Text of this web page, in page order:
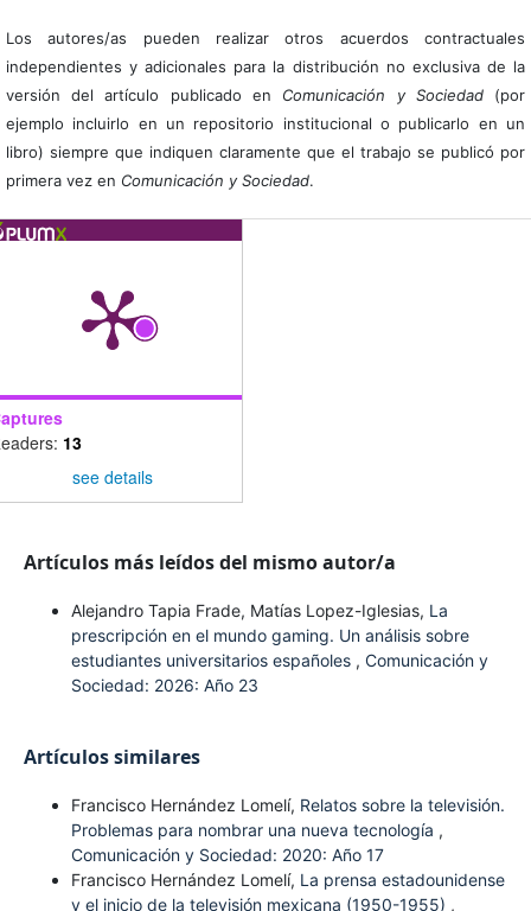
Los autores/as pueden realizar otros acuerdos contractuales
independientes y adicionales para la distribución no exclusiva de la
versión del artículo publicado en Comunicación y Sociedad(por
ejemplo incluirlo en un repositorio institucional o publicarlo en un
libro) siempre que indiquen claramente que el trabajo se publicó por
primera vez en Comunicación y Sociedad.
13
see details
Artículos más leídos del mismo autor/a
Alejandro Tapia Frade, Matías Lopez-Iglesias, La
prescripción en el mundo gaming. Un análisis sobre
estudiantes universitarios españoles , Comunicación y
Sociedad: 2026: Año 23
Artículos similares
Francisco Hernández Lomelí, Relatos sobre la televisión.
Problemas para nombrar una nueva tecnología ,
Comunicación y Sociedad: 2020: Año 17
Francisco Hernández Lomelí, La prensa estadounidense
y el inicio de la televisión mexicana (1950-1955) ,